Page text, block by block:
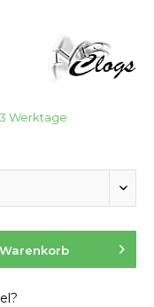
Werktage
Warenkorb